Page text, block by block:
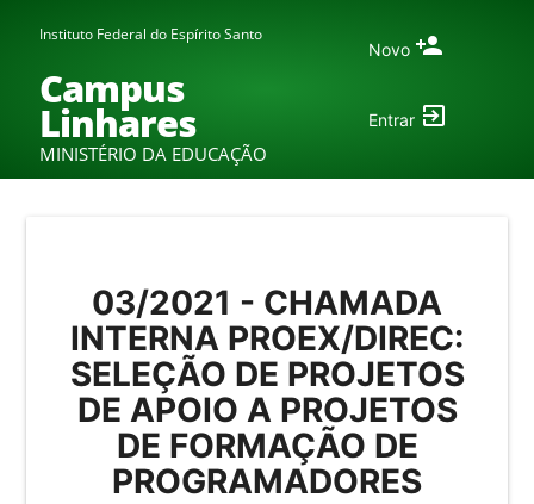
Instituto Federal do Espírito Santo
Campus
Linhares
MINISTÉRIO DA EDUCAÇÃO
Novo
Entrar
03/2021 - CHAMADA
INTERNA PROEX/DIREC:
SELEÇÃO DE PROJETOS
DE APOIO A PROJETOS
DE FORMAÇÃO DE
PROGRAMADORES